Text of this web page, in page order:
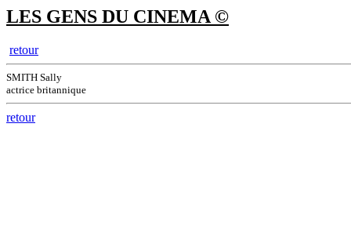
LES GENS DU CINEMA ©
retour
SMITH Sally
actrice britannique
retour